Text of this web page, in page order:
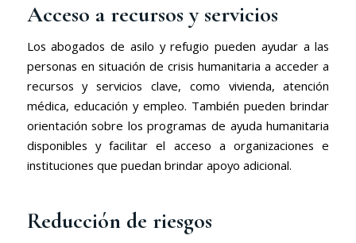
Acceso a recursos y servicios
Los abogados de asilo y refugio pueden ayudar a las
personas en situación de crisis humanitaria a acceder a
recursos y servicios clave, como vivienda, atención
médica, educación y empleo. También pueden brindar
orientación sobre los programas de ayuda humanitaria
disponibles y facilitar el acceso a organizaciones e
instituciones que puedan brindar apoyo adicional.
Reducción de riesgos